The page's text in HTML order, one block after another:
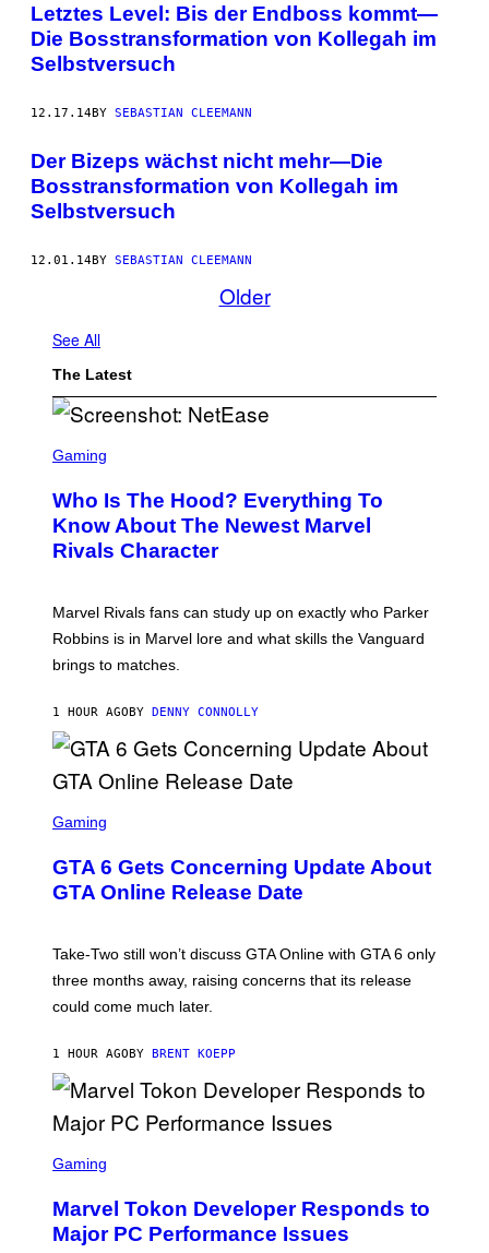
Letztes Level: Bis der Endboss kommt—
Die Bosstransformation von Kollegah im
Selbstversuch
12.17.14BY SEBASTIAN CLEEMANN
Der Bizeps wächst nicht mehr—Die
Bosstransformation von Kollegah im
Selbstversuch
12.01.14BY SEBASTIAN CLEEMANN
Older
See All
The Latest
C
E
N
S
H
N
E
E
E
Gaming
Who Is The Hood? Everything To
Know About The Newest Marvel
Rivals Character
Marvel Rivals fans can study up on exactly who Parker
Robbins is in Marvel lore and what skills the Vanguard
brings to matches.
1 HOUR AGO BY DENNY CONNOLLY
C
E
N
S
T
R
C
S
A
G
A
E
Gaming
GTA 6 Gets Concerning Update About
GTA Online Release Date
Take-Two still won’t discuss GTA Online with GTA 6 only
three months away, raising concerns that its release
could come much later.
1 HOUR AGO BY BRENT KOEPP
C
E
N
S
Gaming
Marvel Tokon Developer Responds to
Major PC Performance Issues